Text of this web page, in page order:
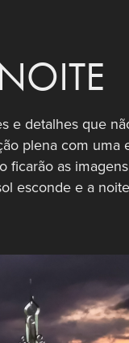
e detalhes que
plena com uma
as
esconde e a